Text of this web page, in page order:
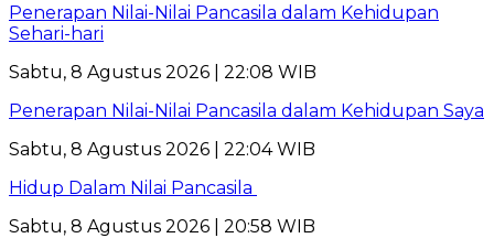
Penerapan Nilai-Nilai Pancasila dalam Kehidupan
Sehari-hari
Sabtu, 8 Agustus 2026 | 22:08 WIB
Penerapan Nilai-Nilai Pancasila dalam Kehidupan Saya
Sabtu, 8 Agustus 2026 | 22:04 WIB
Hidup Dalam Nilai Pancasila
Sabtu, 8 Agustus 2026 | 20:58 WIB